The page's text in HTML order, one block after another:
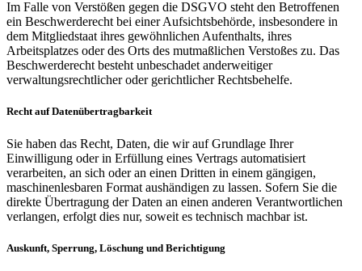
Im Falle von Verstößen gegen die DSGVO steht den Betroffenen
ein Beschwerderecht bei einer Aufsichtsbehörde, insbesondere in
dem Mitgliedstaat ihres gewöhnlichen Aufenthalts, ihres
Arbeitsplatzes oder des Orts des mutmaßlichen Verstoßes zu. Das
Beschwerderecht besteht unbeschadet anderweitiger
verwaltungsrechtlicher oder gerichtlicher Rechtsbehelfe.
Recht auf Datenübertragbarkeit
Sie haben das Recht, Daten, die wir auf Grundlage Ihrer
Einwilligung oder in Erfüllung eines Vertrags automatisiert
verarbeiten, an sich oder an einen Dritten in einem gängigen,
maschinenlesbaren Format aushändigen zu lassen. Sofern Sie die
direkte Übertragung der Daten an einen anderen Verantwortlichen
verlangen, erfolgt dies nur, soweit es technisch machbar ist.
Auskunft, Sperrung, Löschung und Berichtigung